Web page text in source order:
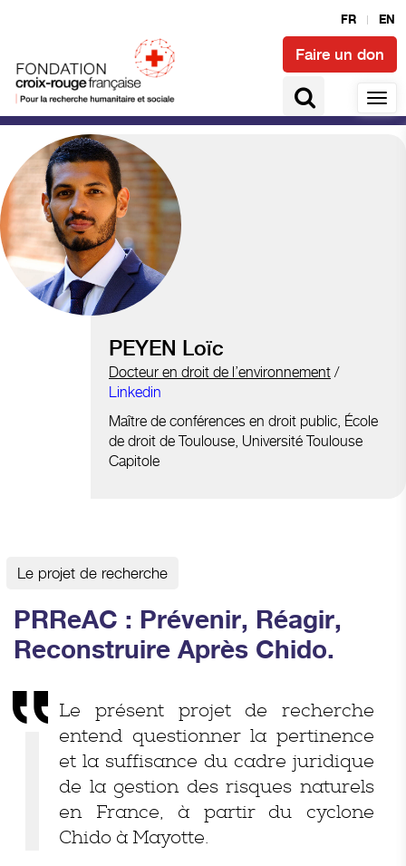
FR EN
Faire un don
Climat et catastrophes
PEYEN Loïc
Docteur en droit de l’environnement /
Linkedin
Maître de conférences en droit public, École
de droit de Toulouse, Université Toulouse
Capitole
Le projet de recherche
PRReAC : Prévenir, Réagir,
Reconstruire Après Chido.
Le présent projet de recherche
entend questionner la pertinence
et la suffisance du cadre juridique
de la gestion des risques naturels
en France, à partir du cyclone
Chido à Mayotte.